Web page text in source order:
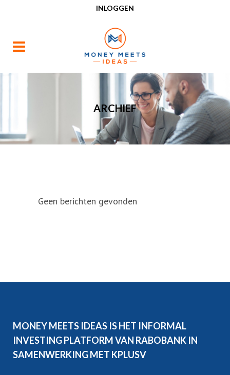
INLOGGEN
ARCHIEF
Geen berichten gevonden
MONEY MEETS IDEAS IS HET INFORMAL
INVESTING PLATFORM VAN RABOBANK IN
SAMENWERKING MET KPLUSV